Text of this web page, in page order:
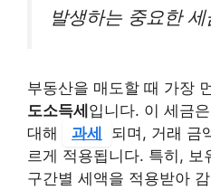
발생하는 중요한 세
부동산을 매도할 때 가장
도소득세입니다. 이 세금
대해
과세 되며, 거래 금
르게 적용됩니다. 특히, 보
구간별 세액을 적용받아